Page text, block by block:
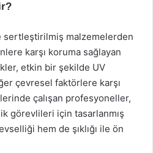
sertleştirilmiş malzemelerden
karşı koruma sağlayan
etkin bir şekilde UV
çevresel faktörlere karşı
çalışan profesyoneller,
görevlileri için tasarlanmış
hem de şıklığı ile ön